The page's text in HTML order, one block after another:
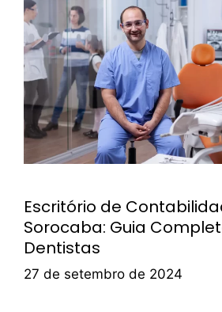
Escritório de
Sorocaba: Guia
Dentistas
27 de setembro de 2024